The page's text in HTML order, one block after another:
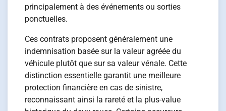
principalement à des événements ou sorties
ponctuelles.
Ces contrats proposent généralement une
indemnisation basée sur la valeur agréée du
véhicule plutôt que sur sa valeur vénale. Cette
distinction essentielle garantit une meilleure
protection financière en cas de sinistre,
reconnaissant ainsi la rareté et la plus-value